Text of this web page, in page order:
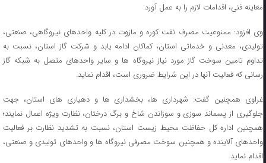
معاینه فنی، اقدامات لازم را به عمل آورد.
وی افزود: ممنوعیت مصرف نفت کوره و مازوت در کلیه واحدهای نیروگاهی، صنعتی،
تولیدی، معدنی و خدماتی استان، کماکان ادامه یابد و شرکت گاز استان، نسبت به
تداوم تامین سوخت گاز مورد نیاز نیروگاه ها و سایر واحدهای متصل به شبکه گاز
رسانی که فعالیت آنها در این شرایط ضروری است، اقدام نماید.
غراوی همچنین گفت: شهرداری ها، بخشداری ها و دهیاری های استان، جهت
جلوگیری از پسماند سوزی و سوزاندن شاخ و برگ درختان، نظارت ویژه اعمال نمایند؛
همچنین اداره کل حفاظت محیط زیست استان، نسبت به تشدید نظارت بر فعالیت
واحدهای آلاینده و همچنین سوخت مصرفی نیروگاه ها و واحدهای تولیدی و صنعتی،
اقدام نماید.